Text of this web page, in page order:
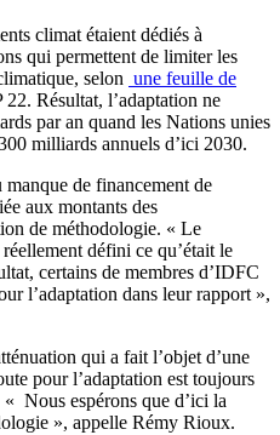
climat étaient dédiés à
qui permettent de limiter les
selon une feuille de
Résultat, l’adaptation ne
par an quand les Nations unies
milliards annuels d’ici 2030.
de financement de
aux montants des
de méthodologie. « Le
défini ce qu’était le
certains de membres d’IDFC
l’adaptation dans leur rapport »,
qui a fait l’objet d’une
pour l’adaptation est toujours
Nous espérons que d’ici la
», appelle Rémy Rioux.